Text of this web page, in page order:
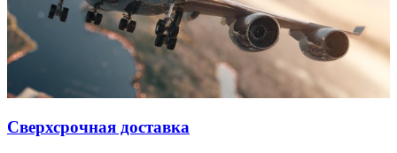
Сверхсрочная доставка